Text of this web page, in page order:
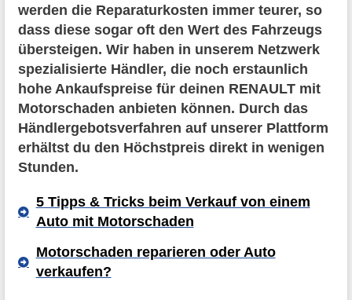
werden die Reparaturkosten immer teurer, so
dass diese sogar oft den Wert des Fahrzeugs
übersteigen. Wir haben in unserem Netzwerk
spezialisierte Händler, die noch erstaunlich
hohe Ankaufspreise für deinen RENAULT mit
Motorschaden anbieten können. Durch das
Händlergebotsverfahren auf unserer Plattform
erhältst du den Höchstpreis direkt in wenigen
Stunden.
5 Tipps & Tricks beim Verkauf von einem
Auto mit Motorschaden
Motorschaden reparieren oder Auto
verkaufen?